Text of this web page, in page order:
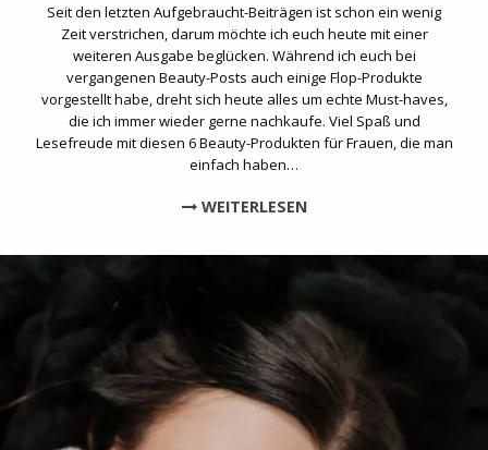
Seit den letzten Aufgebraucht-Beiträgen ist schon ein wenig
Zeit verstrichen, darum möchte ich euch heute mit einer
weiteren Ausgabe beglücken. Während ich euch bei
vergangenen Beauty-Posts auch einige Flop-Produkte
vorgestellt habe, dreht sich heute alles um echte Must-haves,
die ich immer wieder gerne nachkaufe. Viel Spaß und
Lesefreude mit diesen 6 Beauty-Produkten für Frauen, die man
einfach haben…
WEITERLESEN